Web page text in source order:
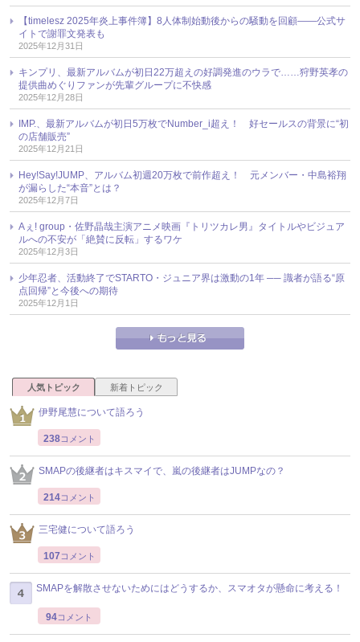
【timelesz 2025年炎上事件簿】8人体制始動後からの騒動を回顧――公式サ
イトで謝罪文発表も
2025年12月31日
キンプリ、最新アルバムが初日22万超えの好調発進のウラで……狩野英孝の
提供曲めぐりファンが先輩グループに不快感
2025年12月28日
IMP.、最新アルバムが初日5万枚でNumber_i超え！ 好セールスの背景に“初
の店舗販売”
2025年12月21日
Hey!Say!JUMP、アルバム初週20万枚で前作超え！ 元メンバー・中島裕翔
が漏らした“本音”とは？
2025年12月7日
Aぇ! group・佐野晶哉主演アニメ映画『トリツカレ男』タイトルやビジュア
ルへの不安が「絶賛に反転」するワケ
2025年12月3日
少年忍者、活動終了でSTARTO・ジュニア界は激動の1年 ── 識者が語る“原
点回帰”と今後への期待
2025年12月1日
人気トピック 新着トピック
伊野尾慧について語ろう
238コメント
SMAPの後継者はキスマイで、嵐の後継者はJUMPなの？
214コメント
三宅健について語ろう
107 コメント
SMAPを解散させないためにはどうするか、スマオタが懸命に考える！
94コメント